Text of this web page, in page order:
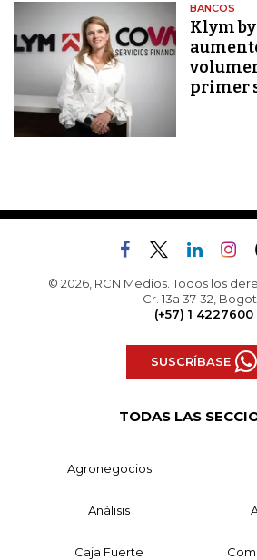
BANCOS
Klym
primer
© 2026, RCN Medios. Todos los
Cr. 13a 37-32,
(+57) 1 4227600
SUSCRÍBASE
TODAS LAS
Agronegocios
Análisis
Caja Fuerte